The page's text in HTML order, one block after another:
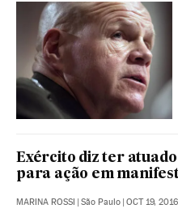
Exército diz ter
para ação em
MARINA ROSSI | São Paulo | OCT 19,